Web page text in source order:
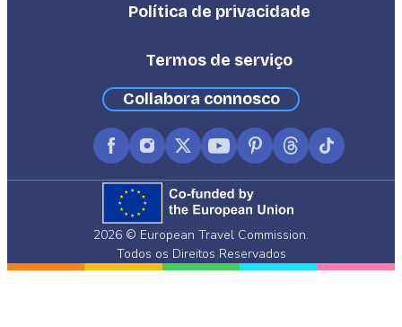
Política de privacidade
Termos de serviço
Collabora connosco
FacebookInstagram
X
(formerly
Twitter)
YouTubePinterest
ThreadsTikTok
2026 © European Travel Commission.
Todos os Direitos Reservados